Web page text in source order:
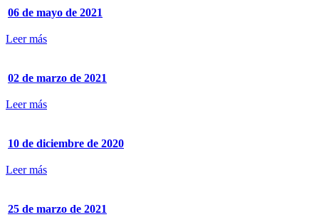
06 de mayo de 2021
Leer más
02 de marzo de 2021
Leer más
10 de diciembre de 2020
Leer más
25 de marzo de 2021